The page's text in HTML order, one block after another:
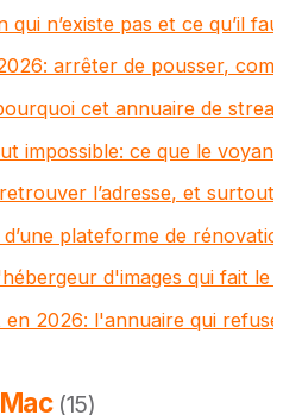
qui n’existe pas et ce qu’il faut
arrêter de pousser,
cet annuaire de
impossible: ce que le voyant
l’adresse, et surtout
plateforme de rénovation
d'images qui fait le
en 2026: l'annuaire qui refuse
(15)